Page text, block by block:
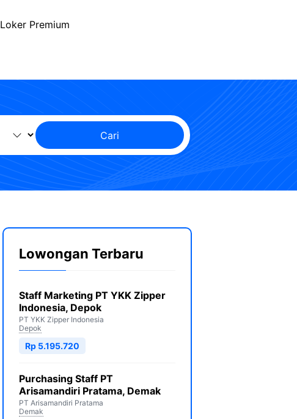
Loker Premium
Cari
Lowongan Terbaru
Staff Marketing PT YKK Zipper
Indonesia, Depok
PT YKK Zipper Indonesia
Depok
Rp 5.195.720
Purchasing Staff PT
Arisamandiri Pratama, Demak
PT Arisamandiri Pratama
Demak